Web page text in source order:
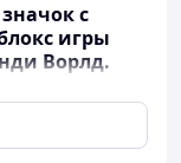
с
игры
Ворлд.
с любым вашим